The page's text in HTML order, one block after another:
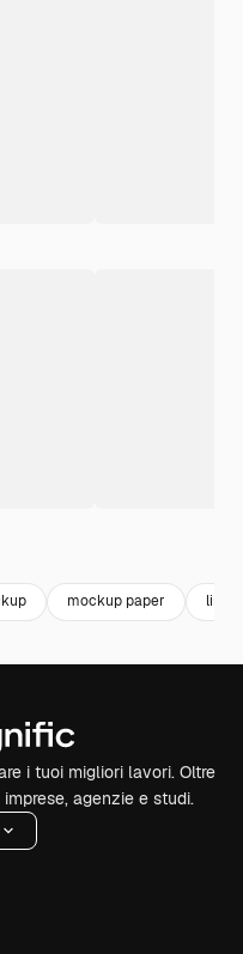
mockup paper
i tuoi migliori lavori. Oltre
agenzie e studi.